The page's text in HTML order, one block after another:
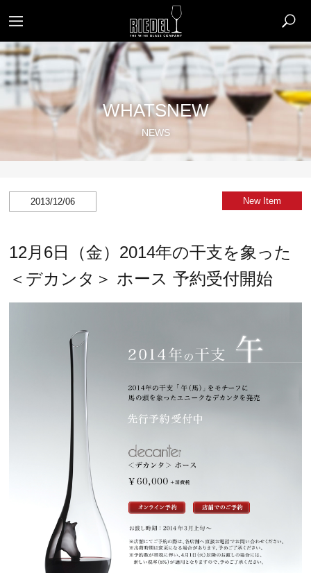
WHATSNEW
NEWS
2013/12/06 New Item​
12月6日（金）2014年の干支を象った
＜デカンタ＞ ホース 予約受付開始